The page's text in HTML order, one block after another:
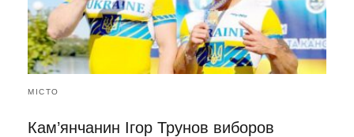
МІСТО
Кам’янчанин Ігор Трунов виборов